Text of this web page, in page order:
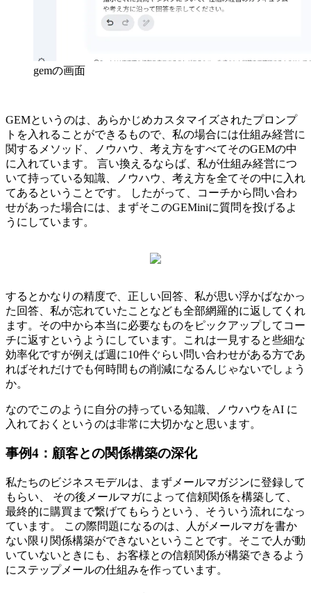
gemの画面
GEMというのは、あらかじめカスタマイズされたプロンプ
トを入れることができるもので、私の場合には仕組み経営に
関するメソッド、ノウハウ、考え方をすべてそのGEMの中
に入れています。 言い換えるならば、私が仕組み経営につ
いて持っている知識、ノウハウ、考え方を全てその中に入れ
てあるということです。 したがって、コーチから問い合わ
せがあった場合には、まずそこのGEMiniに質問を投げるよ
うにしています。
するとかなりの精度で、正しい回答、私が思い浮かばなかっ
た回答、私が忘れていたことなども全部網羅的に返してくれ
ます。その中から本当に必要なものをピックアップしてコー
チに返すというようにしています。これは一見すると些細な
効率化ですが例えば週に10件ぐらい問い合わせがある方であ
ればそれだけでも何時間もの削減になるんじゃないでしょう
か。
なのでこのように自分の持っている知識、ノウハウをAI に
入れておくというのは非常に大切かなと思います。
事例4：顧客との関係構築の深化
私たちのビジネスモデルは、まずメールマガジンに登録して
もらい、 その後メールマガによって信頼関係を構築して、
最終的に購買まで繋げてもらうという、そういう流れになっ
ています。 この際問題になるのは、人がメールマガを書か
ない限り関係構築ができないということです。そこで人が動
いていないときにも、お客様との信頼関係が構築できるよう
にステップメールの仕組みを作っています。